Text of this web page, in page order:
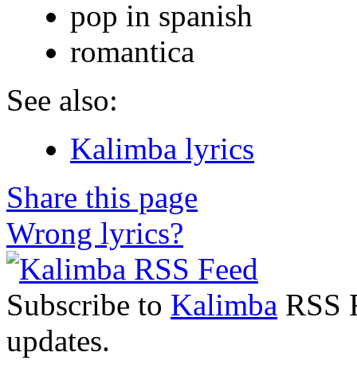
pop in spanish
romantica
See also:
Kalimba lyrics
Share this page
Wrong lyrics?
Subscribe to Kalimba RSS
updates.